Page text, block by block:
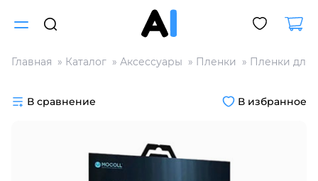
Главная Каталог Аксессуары Пленки Пленки для
В сравнение В избранное
Разбейте
на части
без переплат